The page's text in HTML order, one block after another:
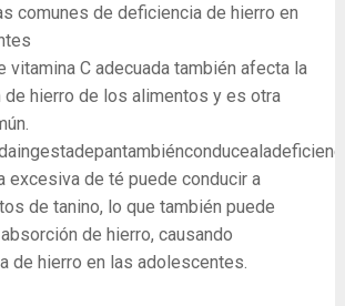
comunes de deficiencia de hierro en
vitamina C adecuada también afecta la
de hierro de los alimentos y es otra
excesiva de té puede conducir a
de tanino, lo que también puede
de hierro, causando
de hierro en las adolescentes.